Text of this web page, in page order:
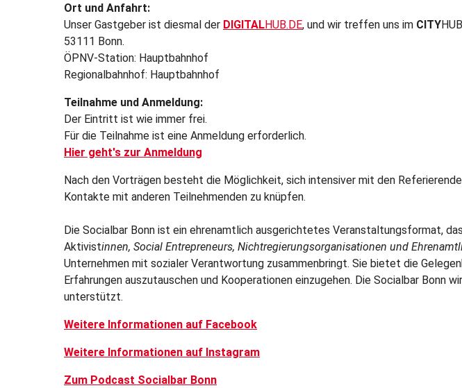
Ort und Anfahrt:
Unser Gastgeber ist diesmal der DIGITALHUB.DE, und wir treffen uns im CITY
53111 Bonn.
ÖPNV-Station: Hauptbahnhof
Regionalbahnhof: Hauptbahnhof
Teilnahme und Anmeldung:
Der Eintritt ist wie immer frei.
Für die Teilnahme ist eine Anmeldung erforderlich.
Hier geht's zur Anmeldung
Nach den Vorträgen besteht die Möglichkeit, sich intensiver mit den
Kontakte mit anderen Teilnehmenden zu knüpfen.
Die Socialbar Bonn ist ein ehrenamtlich ausgerichtetes Veranstaltungsformat,
Aktivistinnen, Social Entrepreneurs, Nichtregierungsorganisationen und
Unternehmen mit sozialer Verantwortung zusammenbringt. Sie bietet die
Erfahrungen auszutauschen und Kooperationen einzugehen. Die Socialbar Bonn
unterstützt.
Weitere Informationen auf Facebook
Weitere Informationen auf Instagram
Zum Podcast Socialbar Bonn